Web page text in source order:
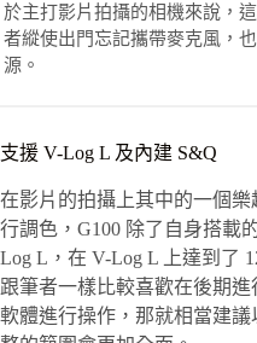
於主打影片拍攝的相機來說，
者縱使出門忘記攜帶麥克風，
源。
支援 V-Log L 及內建 S&Q
在影片的拍攝上其中的一個
行調色，G100 除了自身搭載
Log L，在 V-Log L 上達到了
跟筆者一樣比較喜歡在後期
軟體進行操作，那就相當建